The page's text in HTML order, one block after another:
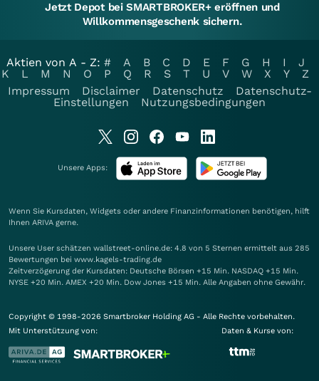
Jetzt Depot bei SMARTBROKER+ eröffnen und
Willkommensgeschenk sichern.
Aktien von A - Z: # A B C D E F G H I
J
K
L M N O P Q R S T U V W X Y
Z
Impressum
Disclaimer Datenschutz
Datenschutz-
Einstellungen
Nutzungsbedingungen
Unsere Apps:
Wenn Sie Kursdaten, Widgets oder andere Finanzinformationen benötigen, hilft
Ihnen ARIVA gerne.
Unsere User schätzen wallstreet-online.de: 4.8 von 5 Sternen ermittelt aus 285
Bewertungen bei www.kagels-trading.de
Zeitverzögerung der Kursdaten: Deutsche Börsen +15 Min. NASDAQ +15 Min.
NYSE +20 Min. AMEX +20 Min. Dow Jones +15 Min. Alle Angaben ohne Gewähr.
Copyright © 1998-2026 Smartbroker Holding AG - Alle Rechte vorbehalten.
Mit Unterstützung von:
Daten & Kurse von: